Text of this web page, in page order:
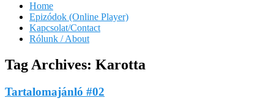
Home
Epizódok (Online Player)
Kapcsolat/Contact
Rólunk / About
Tag Archives: Karotta
Tartalomajánló #02